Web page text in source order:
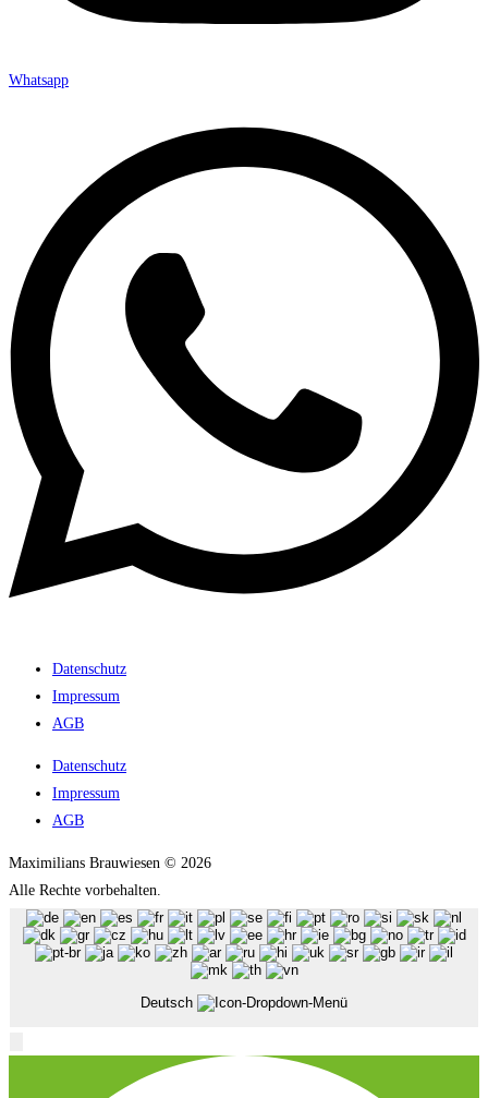
Whatsapp
Datenschutz
Impressum
AGB
Datenschutz
Impressum
AGB
Maximilians Brauwiesen © 2026
Alle Rechte vorbehalten.
Deutsch